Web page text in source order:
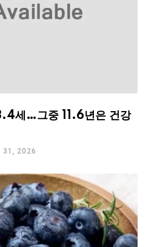
세…그중 11.6년은 건강
31, 2026